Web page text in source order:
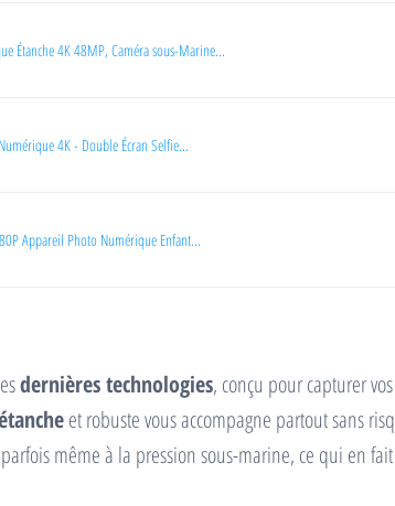
Étanche 4K 48MP, Caméra sous-Marine...
4K - Double Écran Selfie...
Appareil Photo Numérique Enfant...
dernières technologies, conçu pour capturer
et robuste vous accompagne partout sans
même à la pression sous-marine, ce qui en